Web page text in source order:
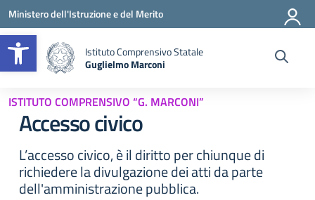
Apri la barra degli strumenti
Vai ai contenuti
Vai al menu di navigazione
Vai al footer
Ministero dell'Istruzione e del Merito
Istituto Comprensivo Statale
Guglielmo Marconi
— Visita la pagina iniziale della scuola
ISTITUTO COMPRENSIVO “G. MARCONI”
Accesso civico
L’accesso civico, è il diritto per chiunque di
richiedere la divulgazione dei atti da parte
dell'amministrazione pubblica.